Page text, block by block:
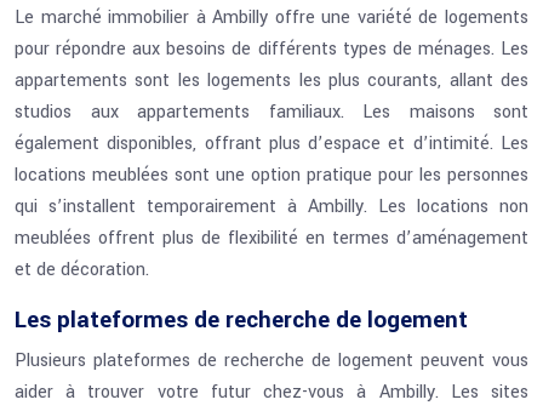
Le marché immobilier à Ambilly offre une variété de logements
pour répondre aux besoins de différents types de ménages. Les
appartements sont les logements les plus courants, allant des
studios aux appartements familiaux. Les maisons sont
également disponibles, offrant plus d’espace et d’intimité. Les
locations meublées sont une option pratique pour les personnes
qui s’installent temporairement à Ambilly. Les locations non
meublées offrent plus de flexibilité en termes d’aménagement
et de décoration.
Les plateformes de recherche de logement
Plusieurs plateformes de recherche de logement peuvent vous
aider à trouver votre futur chez-vous à Ambilly. Les sites